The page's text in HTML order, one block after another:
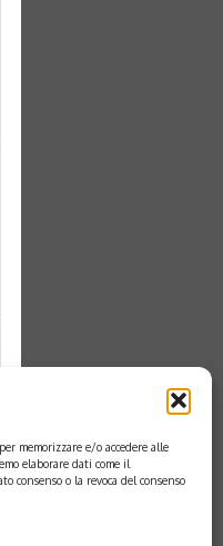
memorizzare e/o accedere alle
elaborare dati come il
consenso o la revoca del consenso